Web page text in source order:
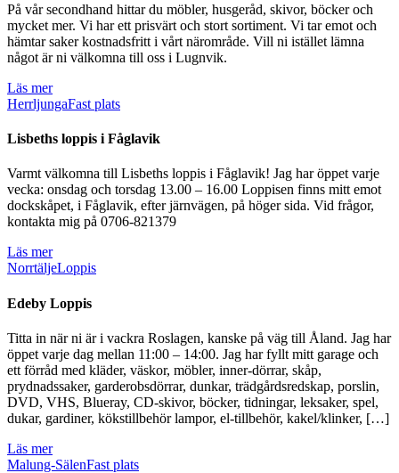
På vår secondhand hittar du möbler, husgeråd, skivor, böcker och
mycket mer. Vi har ett prisvärt och stort sortiment. Vi tar emot och
hämtar saker kostnadsfritt i vårt närområde. Vill ni istället lämna
något är ni välkomna till oss i Lugnvik.
Läs mer
HerrljungaFast plats
Lisbeths loppis i Fåglavik
Varmt välkomna till Lisbeths loppis i Fåglavik! Jag har öppet varje
vecka: onsdag och torsdag 13.00 – 16.00 Loppisen finns mitt emot
dockskåpet, i Fåglavik, efter järnvägen, på höger sida. Vid frågor,
kontakta mig på 0706-821379
Läs mer
NorrtäljeLoppis
Edeby Loppis
Titta in när ni är i vackra Roslagen, kanske på väg till Åland. Jag har
öppet varje dag mellan 11:00 – 14:00. Jag har fyllt mitt garage och
ett förråd med kläder, väskor, möbler, inner-dörrar, skåp,
prydnadssaker, garderobsdörrar, dunkar, trädgårdsredskap, porslin,
DVD, VHS, Blueray, CD-skivor, böcker, tidningar, leksaker, spel,
dukar, gardiner, kökstillbehör lampor, el-tillbehör, kakel/klinker, […]
Läs mer
Malung-SälenFast plats